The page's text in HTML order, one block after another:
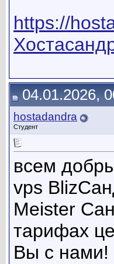
https://
04.01.2026,
hostadandra
Студент
всем
vps
Meister
тарифах
Вы с нами!